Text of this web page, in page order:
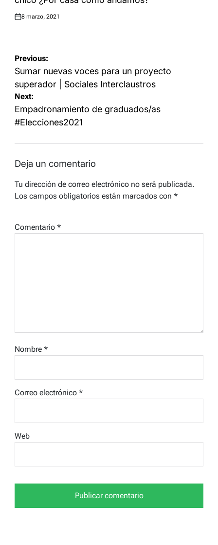
Posted
8 marzo, 2021
Navegación
de
entradas
Previous:
Sumar nuevas voces para un proyecto
superador | Sociales Interclaustros
Next:
Empadronamiento de graduados/as
#Elecciones2021
Deja un comentario
Tu dirección de correo electrónico no será publicada.
Los campos obligatorios están marcados con *
Comentario *
Nombre *
Correo electrónico *
Web